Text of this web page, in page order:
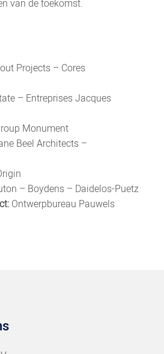
van de toekomst.
Projects – Cores
– Entreprises Jacques
Monument
Beel Architects –
– Boydens – Daidelos-Puetz
Ontwerpbureau Pauwels